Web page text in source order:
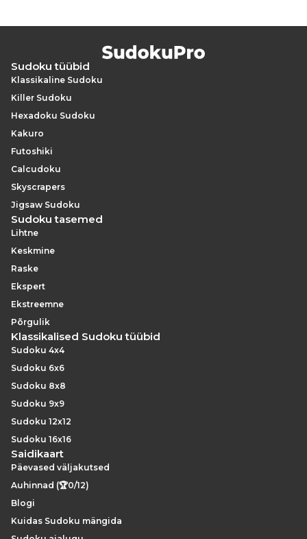
Sudoku tüübid
Klassikaline Sudoku
Killer Sudoku
Hexadoku Sudoku
Kakuro
Futoshiki
Calcudoku
Skyscrapers
Jigsaw Sudoku
Sudoku tasemed
Lihtne
Keskmine
Raske
Ekspert
Ekstreemne
Põrgulik
Klassikalised Sudoku tüübid
Sudoku 4x4
Sudoku 6x6
Sudoku 8x8
Sudoku 9x9
Sudoku 12x12
Sudoku 16x16
Saidikaart
Päevased väljakutsed
Auhinnad (🏆0/12)
Blogi
Kuidas Sudoku mängida